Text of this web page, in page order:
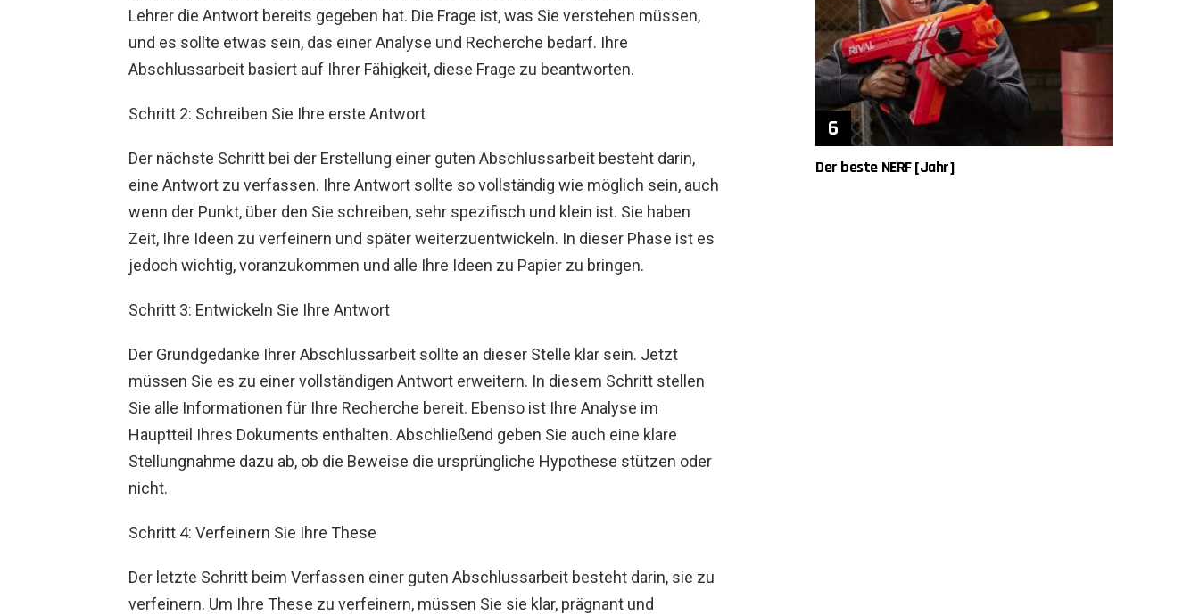
Lehrer die Antwort bereits gegeben hat. Die Frage ist, was Sie verstehen müssen,
und es sollte etwas sein, das einer Analyse und Recherche bedarf. Ihre
Abschlussarbeit basiert auf Ihrer Fähigkeit, diese Frage zu beantworten.
Schritt 2: Schreiben Sie Ihre erste Antwort
Der nächste Schritt bei der Erstellung einer guten Abschlussarbeit besteht darin,
eine Antwort zu verfassen. Ihre Antwort sollte so vollständig wie möglich sein, auch
wenn der Punkt, über den Sie schreiben, sehr spezifisch und klein ist. Sie haben
Zeit, Ihre Ideen zu verfeinern und später weiterzuentwickeln. In dieser Phase ist es
jedoch wichtig, voranzukommen und alle Ihre Ideen zu Papier zu bringen.
Schritt 3: Entwickeln Sie Ihre Antwort
Der Grundgedanke Ihrer Abschlussarbeit sollte an dieser Stelle klar sein. Jetzt
müssen Sie es zu einer vollständigen Antwort erweitern. In diesem Schritt stellen
Sie alle Informationen für Ihre Recherche bereit. Ebenso ist Ihre Analyse im
Hauptteil Ihres Dokuments enthalten. Abschließend geben Sie auch eine klare
Stellungnahme dazu ab, ob die Beweise die ursprüngliche Hypothese stützen oder
nicht.
Schritt 4: Verfeinern Sie Ihre These
Der letzte Schritt beim Verfassen einer guten Abschlussarbeit besteht darin, sie zu
verfeinern. Um Ihre These zu verfeinern, müssen Sie sie klar, prägnant und
Der beste NERF [Jahr]